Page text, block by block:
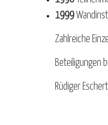
1999
Zahlreiche
Beteiligungen
Rüdiger